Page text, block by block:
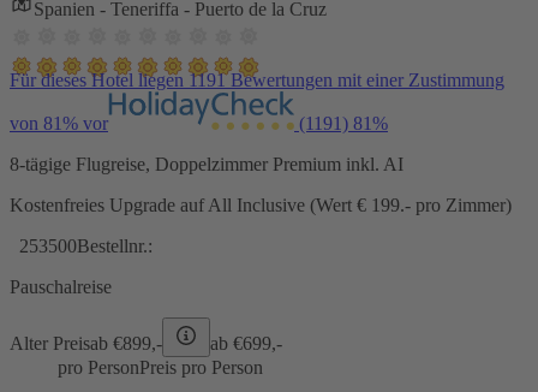
Spanien - Teneriffa - Puerto de la Cruz
Für dieses Hotel liegen 1191 Bewertungen mit einer Zustimmung
von 81% vor (1191) 81%
8-tägige Flugreise, Doppelzimmer Premium inkl. AI
Kostenfreies Upgrade auf All Inclusive (Wert € 199.- pro Zimmer)
253500Bestellnr.:
Pauschalreise
Alter Preisab €899,- ab €699,-
pro PersonPreis pro Person